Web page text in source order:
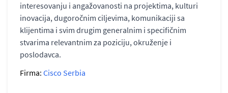
interesovanju i angažovanosti na projektima, kulturi
inovacija, dugoročnim ciljevima, komunikaciji sa
klijentima i svim drugim generalnim i specifičnim
stvarima relevantnim za poziciju, okruženje i
poslodavca.
Firma: Cisco Serbia